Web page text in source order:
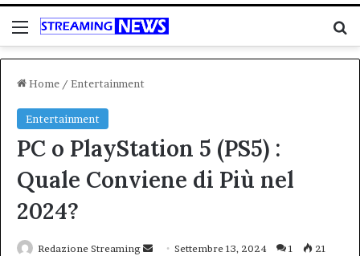
Menu
Home / Entertainment
Entertainment
PC o PlayStation 5 (PS5) :
Quale Conviene di Più nel
2024?
Redazione Streaming
InviaSettembre 13, 2024 1 21